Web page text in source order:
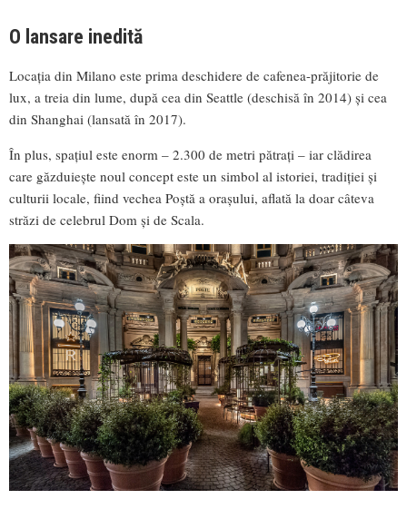
O lansare inedită
Locația din Milano este prima deschidere de cafenea-prăjitorie de
lux, a treia din lume, după cea din Seattle (deschisă în 2014) și cea
din Shanghai (lansată în 2017).
În plus, spațiul este enorm – 2.300 de metri pătrați – iar clădirea
care găzduiește noul concept este un simbol al istoriei, tradiției și
culturii locale, fiind vechea Poștă a orașului, aflată la doar câteva
străzi de celebrul Dom și de Scala.